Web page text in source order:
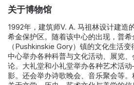
关于博物馆
1992年，建筑师V. A. 马祖林设计建造
希金保护区。随着该中心的出现，普希
（Pushkinskie Gory）镇的文化生活
中心举办各种科普与文化活动、展览
论。大礼堂和小礼堂举办各种艺术活
影。还会举办诗歌晚会、音乐聚会等